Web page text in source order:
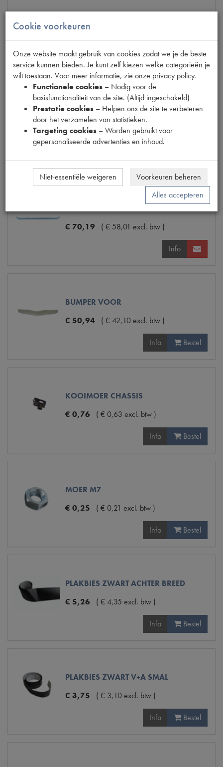
€38,12 (€31,50excl. btw)
Info Bestel
BUMPER ACHTER SMAL
€51,11 ( €42,24 excl. btw)
€ 70,19 ( € 58,01 excl. btw )
Info
BUMPER VOOR
€ 50,94 ( €42,10excl. btw )
Info Bestel
KOOIMOER CHASSIS
€ 0,76 ( €0,63 excl. btw )
Info Bestel
MOER M7
€ 0,25 ( €0,21 excl. btw )
Info Bestel
PLAKBIES ZWART ACHTER BREED
€ 5,26 ( €4,35 excl. btw )
Info Bestel
PLAKBIES ZWART V+A SMAL
€ 3,75 ( € 3,10excl. btw )
Info Bestel
Cookie voorkeuren
Onze website maakt gebruik van cookies zodat we je de beste
service kunnen bieden. Je kunt zelf kiezen welke categorieën je
wilt toestaan. Voor meer informatie, zie onze privacy policy.
Functionele cookies – Nodig voor de
basisfunctionaliteit van de site. (Altijd ingeschakeld)
Prestatie cookies – Helpen ons de site te verbeteren
door het verzamelen van statistieken.
Targeting cookies – Worden gebruikt voor
gepersonaliseerde advertenties en inhoud.
Niet-essentiële weigeren
Voorkeuren beheren
Alles accepteren